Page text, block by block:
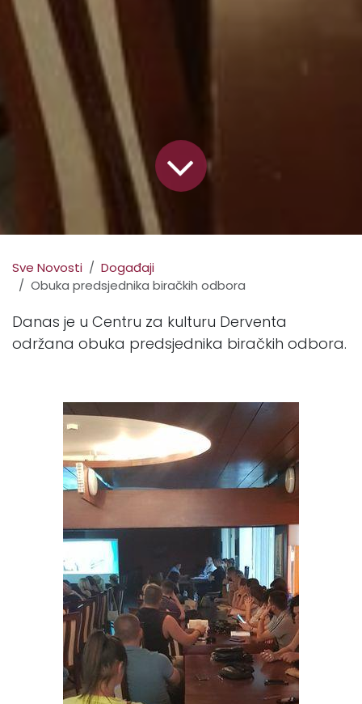
Sve Novosti
Događaji
Obuka predsjednika biračkih odbora
Danas je u Centru za kulturu Derventa
održana obuka predsjednika biračkih odbora.